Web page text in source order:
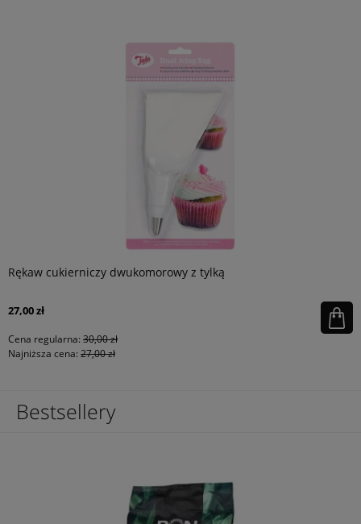
Rękaw cukierniczy dwukomorowy z tylką
27,00 zł
Cena regularna: 30,00 zł
Najniższa cena: 27,00 zł
Bestsellery